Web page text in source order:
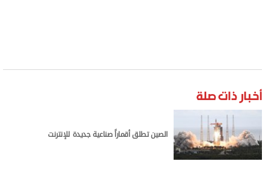
أخبار ذات صلة
الصين تطلق أقماراً صناعية جديدة للإنترنت